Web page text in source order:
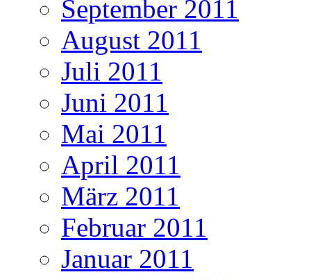
September 2011
August 2011
Juli 2011
Juni 2011
Mai 2011
April 2011
März 2011
Februar 2011
Januar 2011